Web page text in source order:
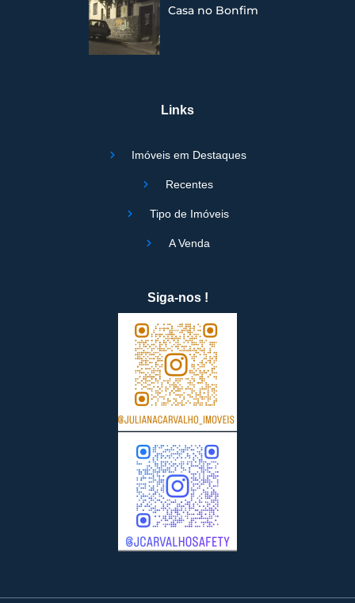
Casa no Bonfim
Links
Imóveis em Destaques
Recentes
Tipo de Imóveis
A Venda
Siga-nos !